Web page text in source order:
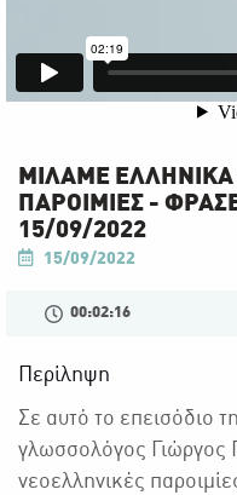
ΜΙΛΑΜΕ
ΠΑΡΟΙΜΙΕΣ -
15/09/2022
15/09/2022
00:02:16
Περίληψη
Σε αυτό το επεισόδιο
γλωσσολόγος Γιώργος
νεοελληνικές